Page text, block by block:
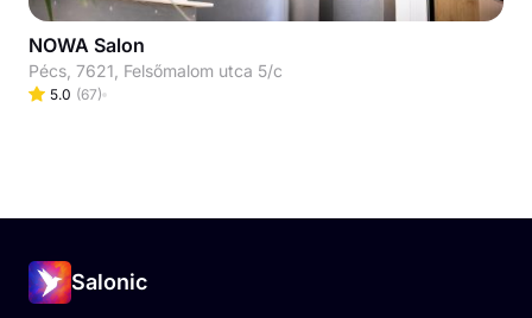
NOWA Salon
Pécs, 7621, Felsőmalom utca 5/c
5.0 (67)
Salonic